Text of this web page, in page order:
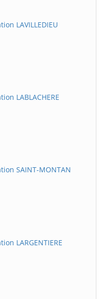
LAVILLEDIEU
LABLACHERE
SAINT-MONTAN
LARGENTIERE